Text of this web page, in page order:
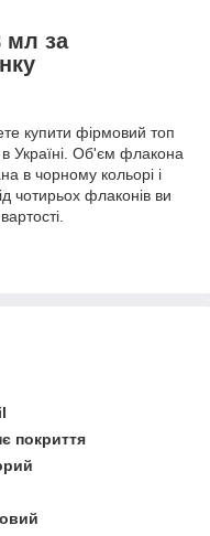
мл за
купити фірмовий топ
в Україні. Об'єм флакона
в чорному кольорі і
чотирьох флаконів ви
покриття